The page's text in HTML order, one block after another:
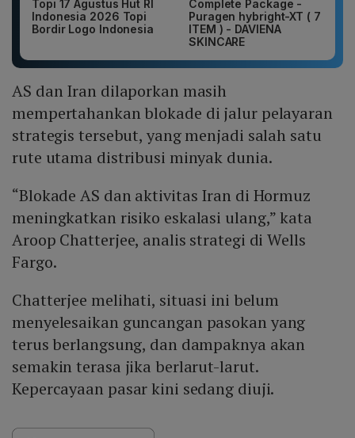
Topi 17 Agustus Hut RI
Indonesia 2026 Topi
Bordir Logo Indonesia
Complete Package -
Puragen hybright-XT ( 7
ITEM ) - DAVIENA
SKINCARE
AS dan Iran dilaporkan masih
mempertahankan blokade di jalur pelayaran
strategis tersebut, yang menjadi salah satu
rute utama distribusi minyak dunia.
“Blokade AS dan aktivitas Iran di Hormuz
meningkatkan risiko eskalasi ulang,” kata
Aroop Chatterjee, analis strategi di Wells
Fargo.
Chatterjee melihati, situasi ini belum
menyelesaikan guncangan pasokan yang
terus berlangsung, dan dampaknya akan
semakin terasa jika berlarut-larut.
Kepercayaan pasar kini sedang diuji.